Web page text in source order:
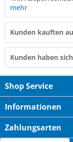
mehr
Kunden kauften
Kunden haben
Shop Service
Informationen
Zahlungsarten